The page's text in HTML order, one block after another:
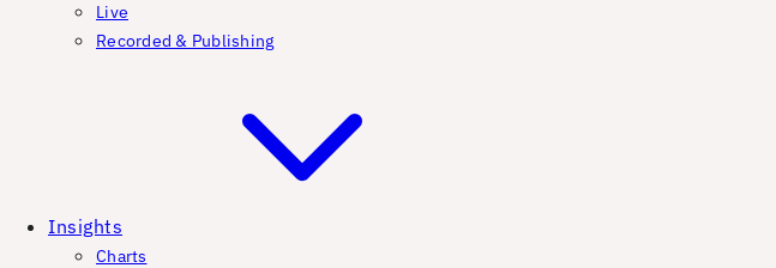
Live
Recorded & Publishing
Insights
Charts